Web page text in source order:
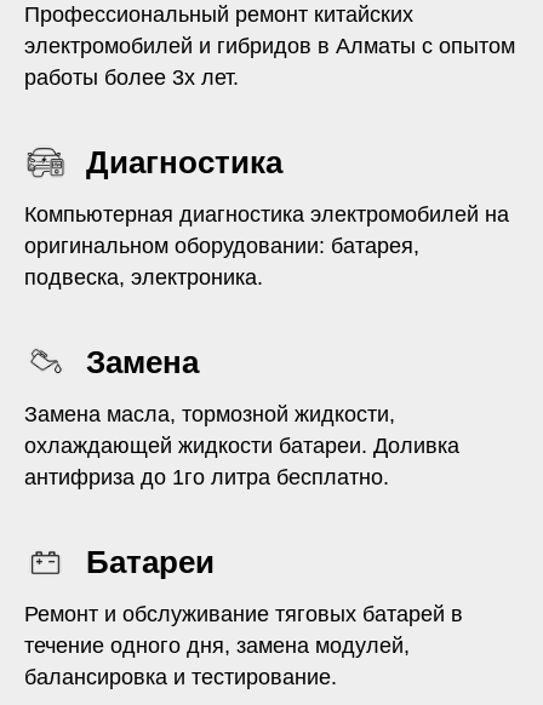
Профессиональный ремонт китайских
электромобилей и гибридов в Алматы с опытом
работы более 3х лет.
Диагностика
Компьютерная диагностика электромобилей на
оригинальном оборудовании: батарея,
подвеска, электроника.
Замена
Замена масла, тормозной жидкости,
охлаждающей жидкости батареи. Доливка
антифриза до 1го литра бесплатно.
Батареи
Ремонт и обслуживание тяговых батарей в
течение одного дня, замена модулей,
балансировка и тестирование.